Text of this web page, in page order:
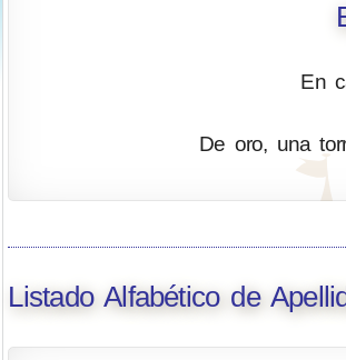
En
De oro, una
Listado Alfabético de